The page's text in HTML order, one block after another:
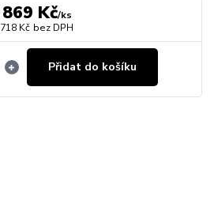
869 Kč/ks
718 Kč bez DPH
Přidat do košíku